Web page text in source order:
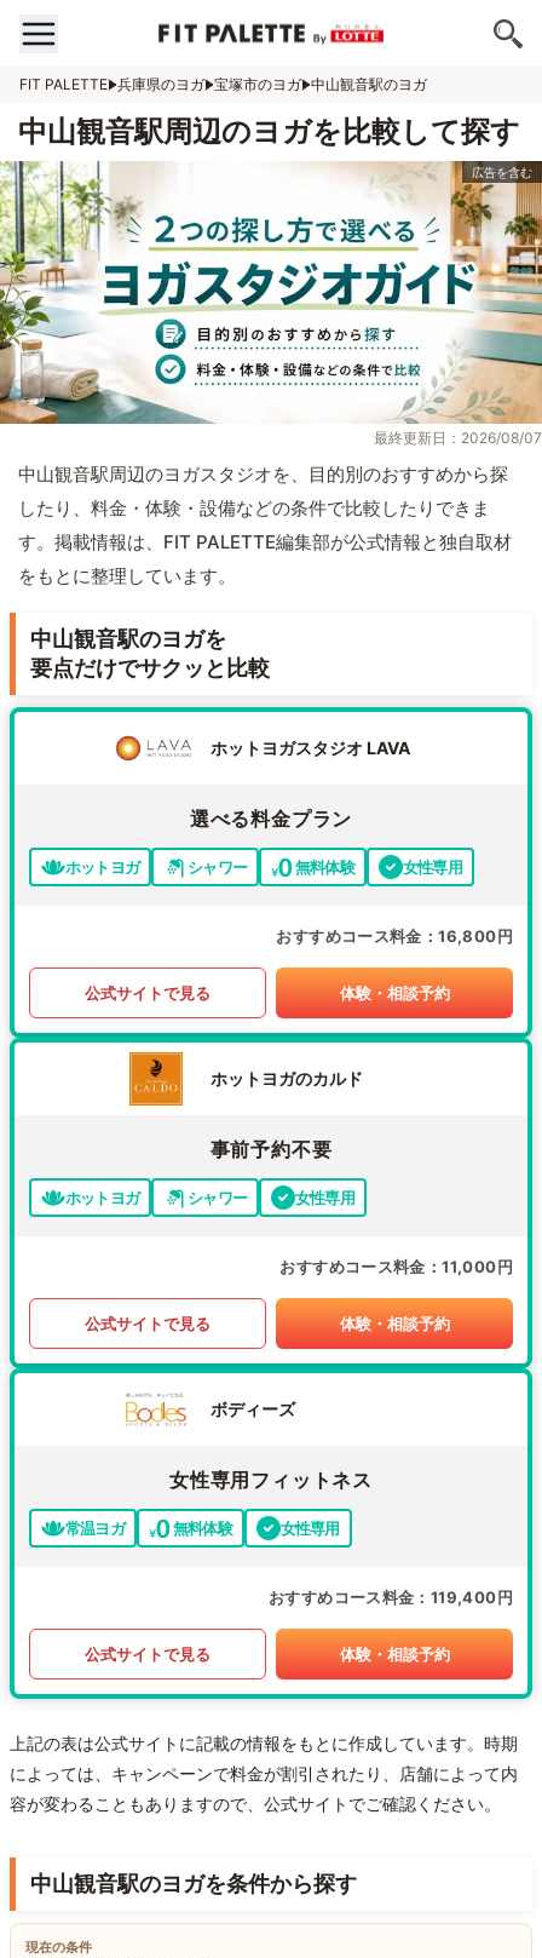
FIT PALETTE 兵庫県のヨガ 宝塚市のヨガ 中山観音駅のヨガ
中山観音駅周辺のヨガを比較して探す
最終更新日：2026/08/07
中山観音駅周辺のヨガスタジオを、目的別のおすすめから探
したり、料金・体験・設備などの条件で比較したりできま
す。掲載情報は、FIT PALETTE編集部が公式情報と独自取材
をもとに整理しています。
中山観音駅のヨガを
要点だけでサクッと比較
ホットヨガスタジオ LAVA
選べる料金プラン
ホットヨガ シャワー 無料体験 女性専用
おすすめコース料金 16,800円
公式サイトで見る 体験・相談予約
ホットヨガのカルド
事前予約不要
ホットヨガ シャワー 女性専用
おすすめコース料金 11,000円
公式サイトで見る 体験・相談予約
ボディーズ
女性専用フィットネス
常温ヨガ 無料体験 女性専用
おすすめコース料金 119,400円
公式サイトで見る 体験・相談予約
上記の表は公式サイトに記載の情報をもとに作成しています。時期
によっては、キャンペーンで料金が割引されたり、店舗によって内
容が変わることもありますので、公式サイトでご確認ください。
中山観音駅のヨガを条件から探す
現在の条件